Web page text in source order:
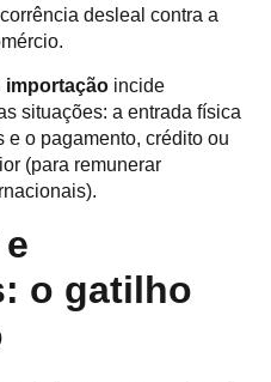
desleal contra a
importação incide
situações: a entrada física
o pagamento, crédito ou
(para remunerar
o gatilho